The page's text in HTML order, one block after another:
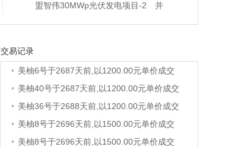
盟智伟30MWp光伏发电项目-2 并
交易记录
• 美柚27号于2686天前,以1995.00元单价成交
• 美柚6号于2687天前,以1200.00元单价成交
• 美柚40号于2687天前,以1200.00元单价成交
• 美柚36号于2688天前,以1200.00元单价成交
• 美柚8号于2696天前,以1500.00元单价成交
• 美柚8号于2696天前,以1500.00元单价成交